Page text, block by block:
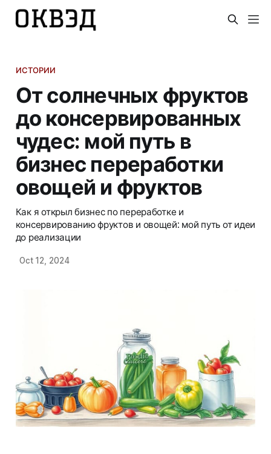
ИСТОРИИ
От солнечных фруктов
до консервированных
чудес: мой путь в
бизнес переработки
овощей и фруктов
Как я открыл бизнес по переработке и
консервированию фруктов и овощей: мой путь от идеи
до реализации
Oct 12, 2024